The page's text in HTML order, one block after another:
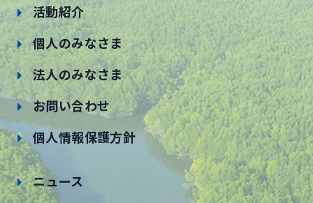
活動紹介
個人のみなさま
法人のみなさま
お問い合わせ
個人情報保護方針
ニュース